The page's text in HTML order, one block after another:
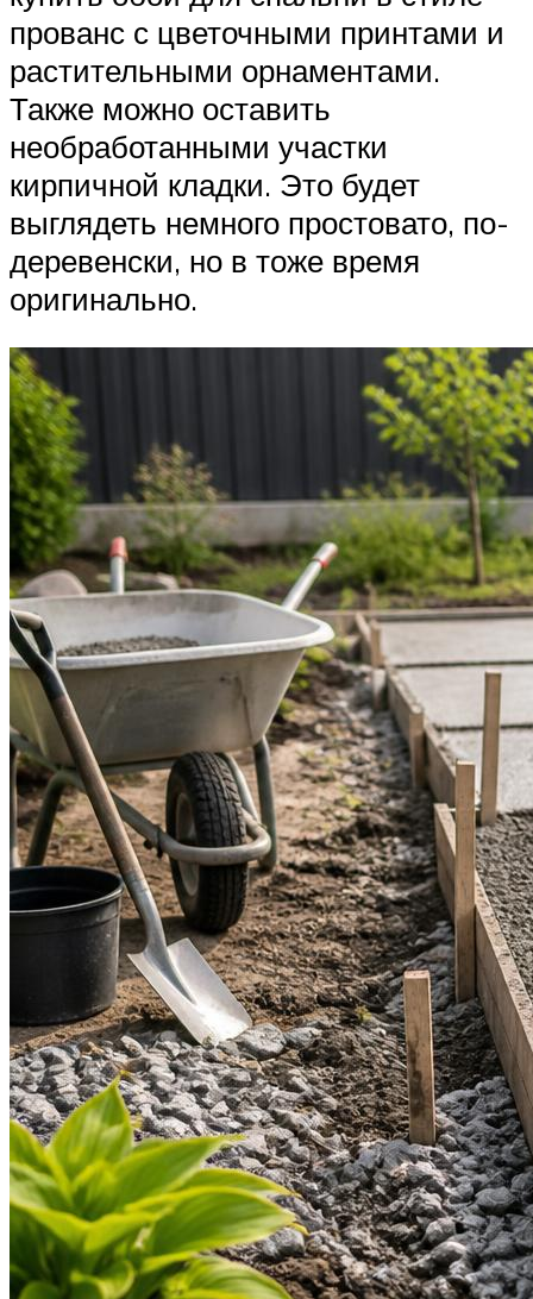
прованс с цветочными принтами и
растительными орнаментами.
Также можно оставить
необработанными участки
кирпичной кладки. Это будет
выглядеть немного простовато, по-
деревенски, но в тоже время
оригинально.